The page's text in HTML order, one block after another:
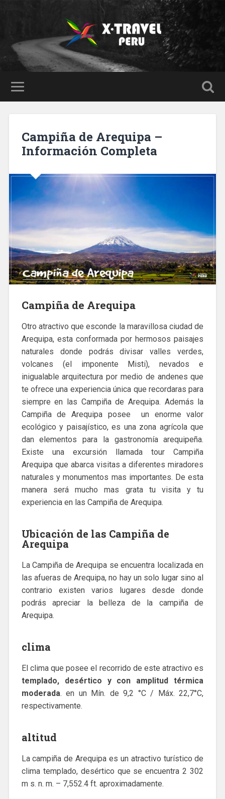
Campiña de Arequipa –
Información Completa
Campiña de Arequipa
Otro atractivo que esconde la maravillosa ciudad de
Arequipa, esta conformada por hermosos paisajes
naturales donde podrás divisar valles verdes,
volcanes (el imponente Misti), nevados e
inigualable arquitectura por medio de andenes que
te ofrece una experiencia única que recordaras para
siempre en las Campiña de Arequipa. Además la
Campiña de Arequipa posee un enorme valor
ecológico y paisajístico, es una zona agrícola que
dan elementos para la gastronomía arequipeña.
Existe una excursión llamada tour Campiña
Arequipa que abarca visitas a diferentes miradores
naturales y monumentos mas importantes. De esta
manera será mucho mas grata tu visita y tu
experiencia en las Campiña de Arequipa.
Ubicación de las Campiña de
Arequipa
La Campiña de Arequipa se encuentra localizada en
las afueras de Arequipa, no hay un solo lugar sino al
contrario existen varios lugares desde donde
podrás apreciar la belleza de la campiña de
Arequipa.
clima
El clima que posee el recorrido de este atractivo es
templado, desértico y con amplitud térmica
moderada. en un Mín. de 9,2 °C / Máx. 22,7°C,
respectivamente.
altitud
La campiña de Arequipa es un atractivo turístico de
clima templado, desértico que se encuentra 2 302
m s. n. m. – 7,552.4 ft. aproximadamente.